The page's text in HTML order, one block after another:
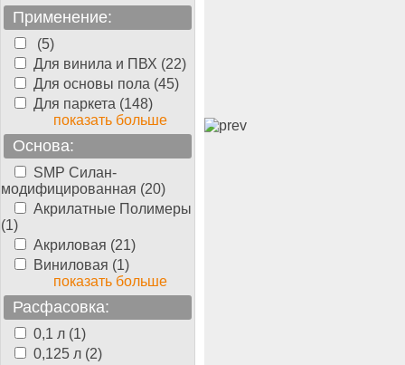
Применение:
(5)
Для винила и ПВХ (22)
Для основы пола (45)
Для паркета (148)
показать больше
Основа:
SMP Силан-
модифицированная (20)
Акрилатные Полимеры
(1)
Акриловая (21)
Виниловая (1)
показать больше
Расфасовка:
0,1 л (1)
0,125 л (2)
Berger-
Зубчатый шпатель для
B-11, Германия
690.00